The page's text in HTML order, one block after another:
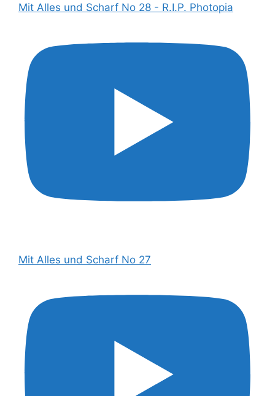
Mit Alles und Scharf No 28 - R.I.P. Photopia
Mit Alles und Scharf No 27